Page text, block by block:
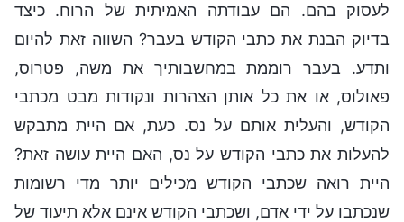
לעסוק בהם. הם עבודתה האמיתית של הרוח. כיצד
בדיוק הבנת את כתבי הקודש בעבר? השווה זאת להיום
ותדע. בעבר רוממת במחשבותיך את משה, פטרוס,
פאולוס, או את כל אותן הצהרות ונקודות מבט מכתבי
הקודש, והעלית אותם על נס. כעת, אם היית מתבקש
להעלות את כתבי הקודש על נס, האם היית עושה זאת?
היית רואה שכתבי הקודש מכילים יותר מדי רשומות
שנכתבו על ידי אדם, ושכתבי הקודש אינם אלא תיעוד של